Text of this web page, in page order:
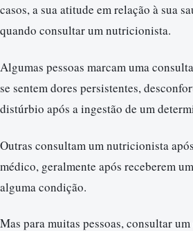
casos, a sua atitude em relação à sua
quando consultar um nutricionista.
Algumas pessoas marcam uma
se sentem dores persistentes,
distúrbio após a ingestão de um
Outras consultam um nutricionista
médico, geralmente após receberem
alguma condição.
Mas para muitas pessoas, consultar